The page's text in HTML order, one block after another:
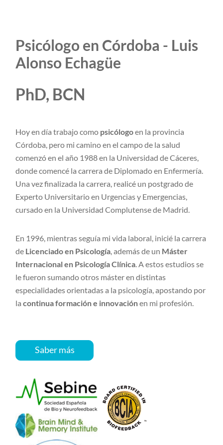
Psicólogo en Córdoba - Luis
Alonso Echagüe
PhD, BCN
Hoy en día trabajo como psicólogoen la provincia
Córdoba, pero mi camino en el campo de la salud
comenzó en el año 1988 en la Universidad de Cáceres,
donde comencé la carrera de Diplomado en Enfermería.
Una vez finalizada la carrera, realicé un postgrado de
Experto Universitario en Urgencias y Emergencias,
cursado en la Universidad Complutense de Madrid.
En 1996, mientras seguía mi vida laboral, inicié la carrera
de Licenciado en Psicología , además de un Máster
Internacional en Psicología Clínica . A estos estudios se
le fueron sumando otros máster en distintas
especialidades orientadas a la psicología, apostando por
lacontinua formación e innovaciónen mi profesión.
Saber más